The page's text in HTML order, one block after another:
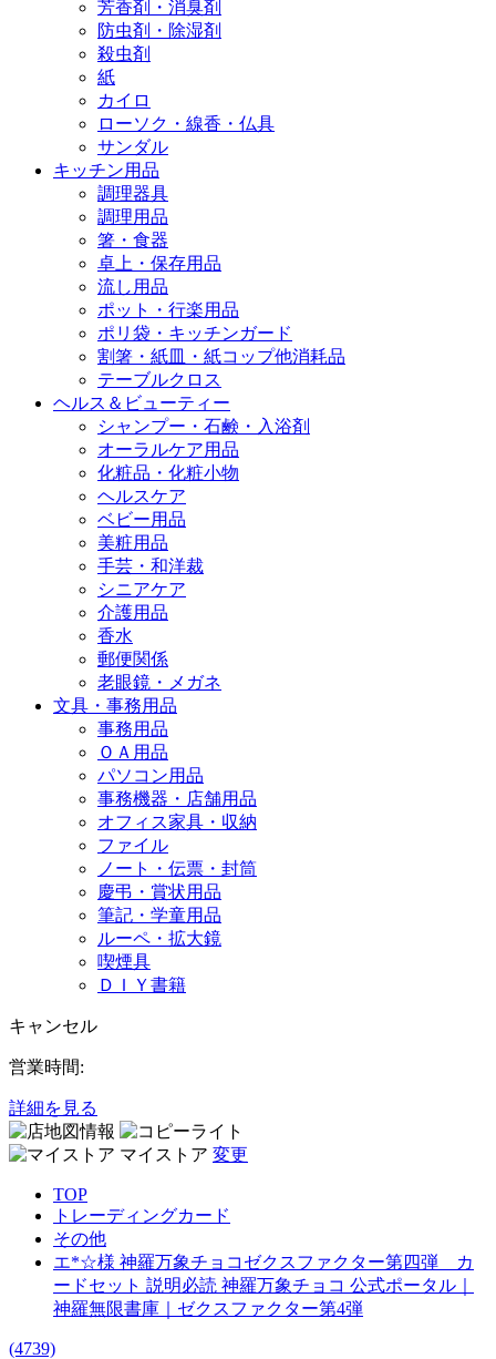
芳香剤・消臭剤
防虫剤・除湿剤
殺虫剤
紙
カイロ
ローソク・線香・仏具
サンダル
キッチン用品
調理器具
調理用品
箸・食器
卓上・保存用品
流し用品
ポット・行楽用品
ポリ袋・キッチンガード
割箸・紙皿・紙コップ他消耗品
テーブルクロス
ヘルス＆ビューティー
シャンプー・石鹸・入浴剤
オーラルケア用品
化粧品・化粧小物
ヘルスケア
ベビー用品
美粧用品
手芸・和洋裁
シニアケア
介護用品
香水
郵便関係
老眼鏡・メガネ
文具・事務用品
事務用品
ＯＡ用品
パソコン用品
事務機器・店舗用品
オフィス家具・収納
ファイル
ノート・伝票・封筒
慶弔・賞状用品
筆記・学童用品
ルーペ・拡大鏡
喫煙具
ＤＩＹ書籍
キャンセル
営業時間:
詳細を見る
マイストア 変更
TOP
トレーディングカード
その他
エ*☆様 神羅万象チョコゼクスファクター第四弾 カ
ードセット 説明必読 神羅万象チョコ 公式ポータル｜
神羅無限書庫｜ゼクスファクター第4弾
(4739)